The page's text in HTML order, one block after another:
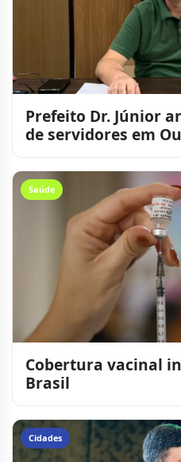
Prefeito Dr. Júnior
de servidores em
Saúde
Cobertura vacinal
Brasil
Cidades